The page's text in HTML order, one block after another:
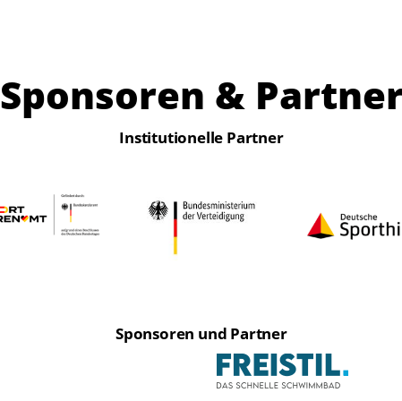
Sponsoren &
Institutionelle Partner
Sponsoren und Partner